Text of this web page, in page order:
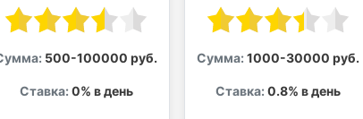
500-100000 руб.
Ставка: 0% в день
Сумма: 1000-30000 руб.
Ставка: 0.8% в день